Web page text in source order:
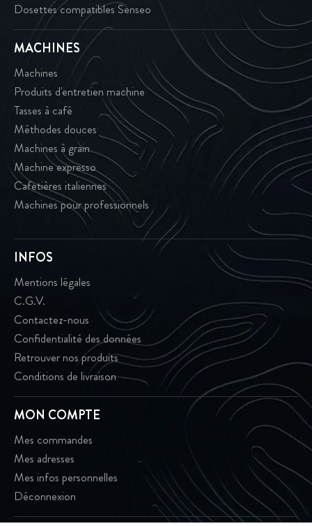
Dosettes compatibles Senseo
MACHINES
Machines
Produits d'entretien machine
Tasses à café
Méthodes douces
Machines à grain
Machine expresso
Cafetières italiennes
Machines pour professionnels
INFOS
Mentions légales
C.G.V.
Contactez-nous
Confidentialité des données
Retrouver nos produits
Conditions de livraison
MON COMPTE
Mes commandes
Mes adresses
Mes infos personnelles
Déconnexion